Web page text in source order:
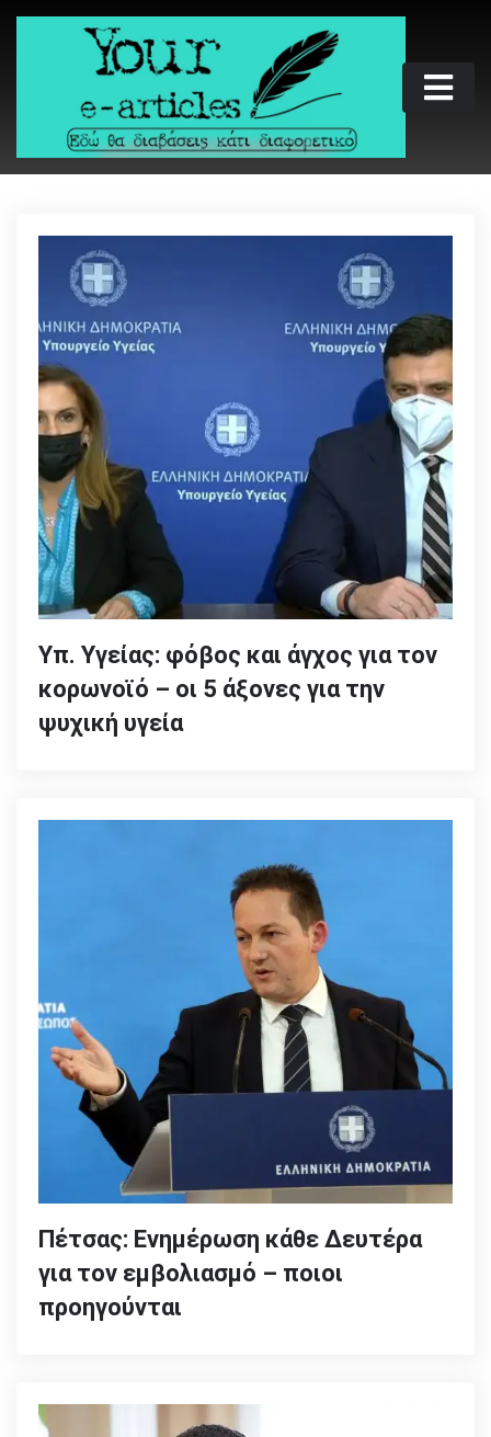
Skip
Your e-articles
Εδώ θα διαβάσεις κάτι διαφορετικό
Υπ. Υγείας: φόβος και άγχος για τον
κορωνοϊό – οι 5 άξονες για την
ψυχική υγεία
Πέτσας: Ενημέρωση κάθε Δευτέρα
για τον εμβολιασμό – ποιοι
προηγούνται